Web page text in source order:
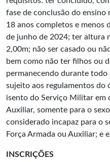
fase de conclusão do
18 anos completos e menos
de junho de 2024; ter altura
2,00m; não ser casado ou
bem como não ter filhos ou
permanecendo durante
sujeito aos regulamentos do
isento do Serviço Militar em
Auxiliar, somente para o
considerado incapaz para o
Força Armada ou Auxiliar; e
INSCRIÇÕES